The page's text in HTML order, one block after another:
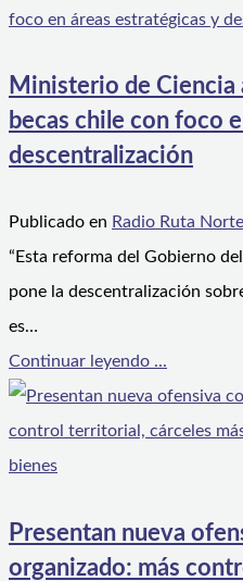
Ministerio de Ciencia
becas chile con foco
descentralización
Publicado en Radio Ruta Norte
“Esta reforma del Gobierno
pone la descentralización
es…
Continuar leyendo ...
Presentan nueva
organizado: más